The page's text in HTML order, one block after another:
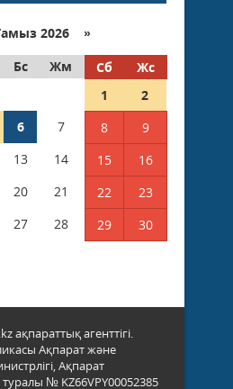
2026 »
Бс Жм Сб
Жс
1
2
6 7 8
9
13 14 15
16
20 21 22
23
27 28 29
30
ақпараттық агенттігі.
Ақпарат және
Ақпарат
туралы № KZ66VPY00052385